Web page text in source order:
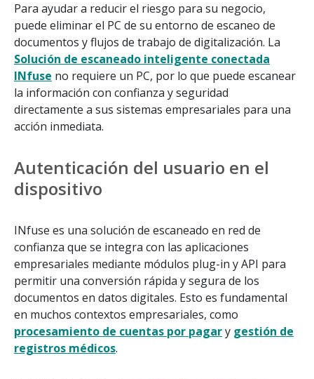
Para ayudar a reducir el riesgo para su negocio,
puede eliminar el PC de su entorno de escaneo de
documentos y flujos de trabajo de digitalización. La
Solución de escaneado inteligente conectada
INfuse no requiere un PC, por lo que puede escanear
la información con confianza y seguridad
directamente a sus sistemas empresariales para una
acción inmediata.
Autenticación del usuario en el
dispositivo
INfuse es una solución de escaneado en red de
confianza que se integra con las aplicaciones
empresariales mediante módulos plug-in y API para
permitir una conversión rápida y segura de los
documentos en datos digitales. Esto es fundamental
en muchos contextos empresariales, como
procesamiento de cuentas por pagary gestión de
registros médicos.